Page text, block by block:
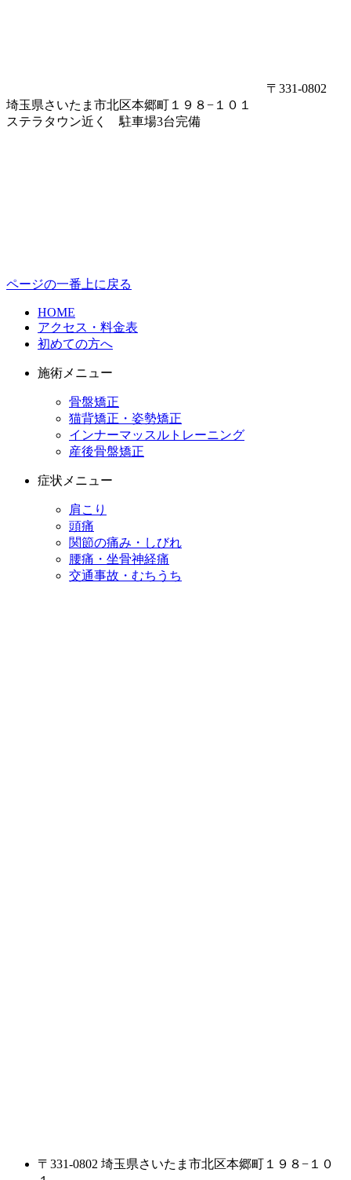
〒331-0802
埼玉県さいたま市北区本郷町１９８−１０１
ステラタウン近く 駐車場3台完備
ページの一番上に戻る
HOME
アクセス・料金表
初めての方へ
施術メニュー
骨盤矯正
猫背矯正・姿勢矯正
インナーマッスルトレーニング
産後骨盤矯正
症状メニュー
肩こり
頭痛
関節の痛み・しびれ
腰痛・坐骨神経痛
交通事故・むちうち
〒331-0802 埼玉県さいたま市北区本郷町１９８−１０